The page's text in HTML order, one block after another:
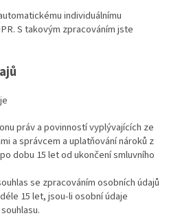
individuálnímu
S takovým zpracováním jste
práv a povinností vyplývajících ze
a správcem a uplatňování nároků z
dobu 15 let od ukončení smluvního
se zpracováním osobních údajů
15 let, jsou-li osobní údaje